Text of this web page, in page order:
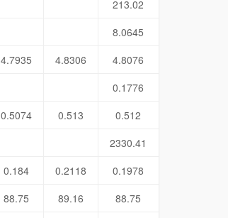
213.02
8.0645
4.7935 4.8306
4.8076
0.1776
0.5074 0.513
0.512
2330.41
0.184 0.2118
0.1978
88.75 89.16
88.75